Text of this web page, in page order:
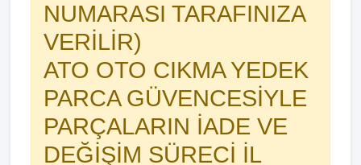
NUMARASI TARAFINIZA
VERİLİR)
ATO OTO CIKMA YEDEK
PARCA GÜVENCESİYLE
PARÇALARIN İADE VE
DEĞİŞİM SÜRECİ İL